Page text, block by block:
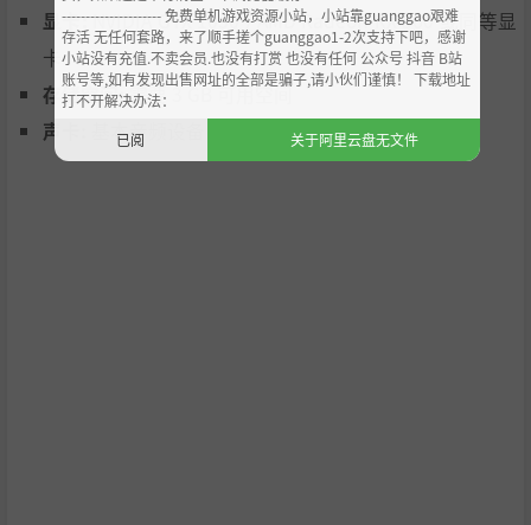
陆地是你冒险的重要部分——完美的度假散步和发现之地。
制作和收集：在小径和洞穴中寻找材料，使用当地人提供的
配方制作独特的诱饵。
无压力的战斗：
探索洞穴和森林小径，在动态、友好的近战
显卡:NVIDIA GTX 1050 / AMD Radeon RX 560 或同等显
卡
存储空间:需要 3 GB 可用空间
声卡:
基本音频设备
--------------------- 免费单机游戏资源小站，小站靠guanggao艰难
存活 无任何套路，来了顺手搓个guanggao1-2次支持下吧，感谢
小站没有充值.不卖会员.也没有打赏 也没有任何 公众号 抖音 B站
账号等,如有发现出售网址的全部是骗子,请小伙们谨慎！ 下载地址
打不开解决办法：
已阅
关于阿里云盘无文件